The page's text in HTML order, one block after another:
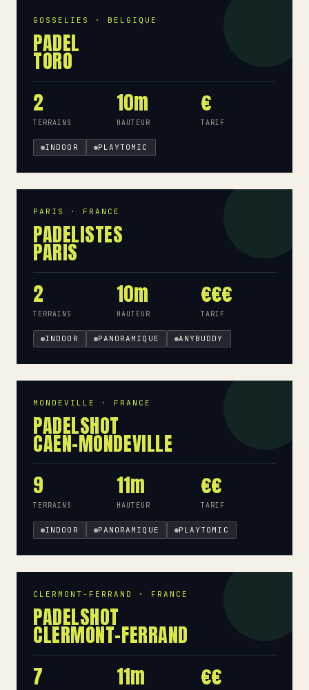
GOSSELIES · BELGIQUE
PADEL
TORO
2
TERRAINS
10m
HAUTEUR
€
TARIF
INDOOR PLAYTOMIC
PARIS · FRANCE
PADELISTES
PARIS
2
TERRAINS
10m
HAUTEUR
€€€
TARIF
INDOOR PANORAMIQUE ANYBUDDY
MONDEVILLE · FRANCE
PADELSHOT
CAEN-MONDEVILLE
9
TERRAINS
11m
HAUTEUR
€€
TARIF
INDOOR PANORAMIQUE PLAYTOMIC
CLERMONT-FERRAND · FRANCE
PADELSHOT
CLERMONT-FERRAND
7
11m €€